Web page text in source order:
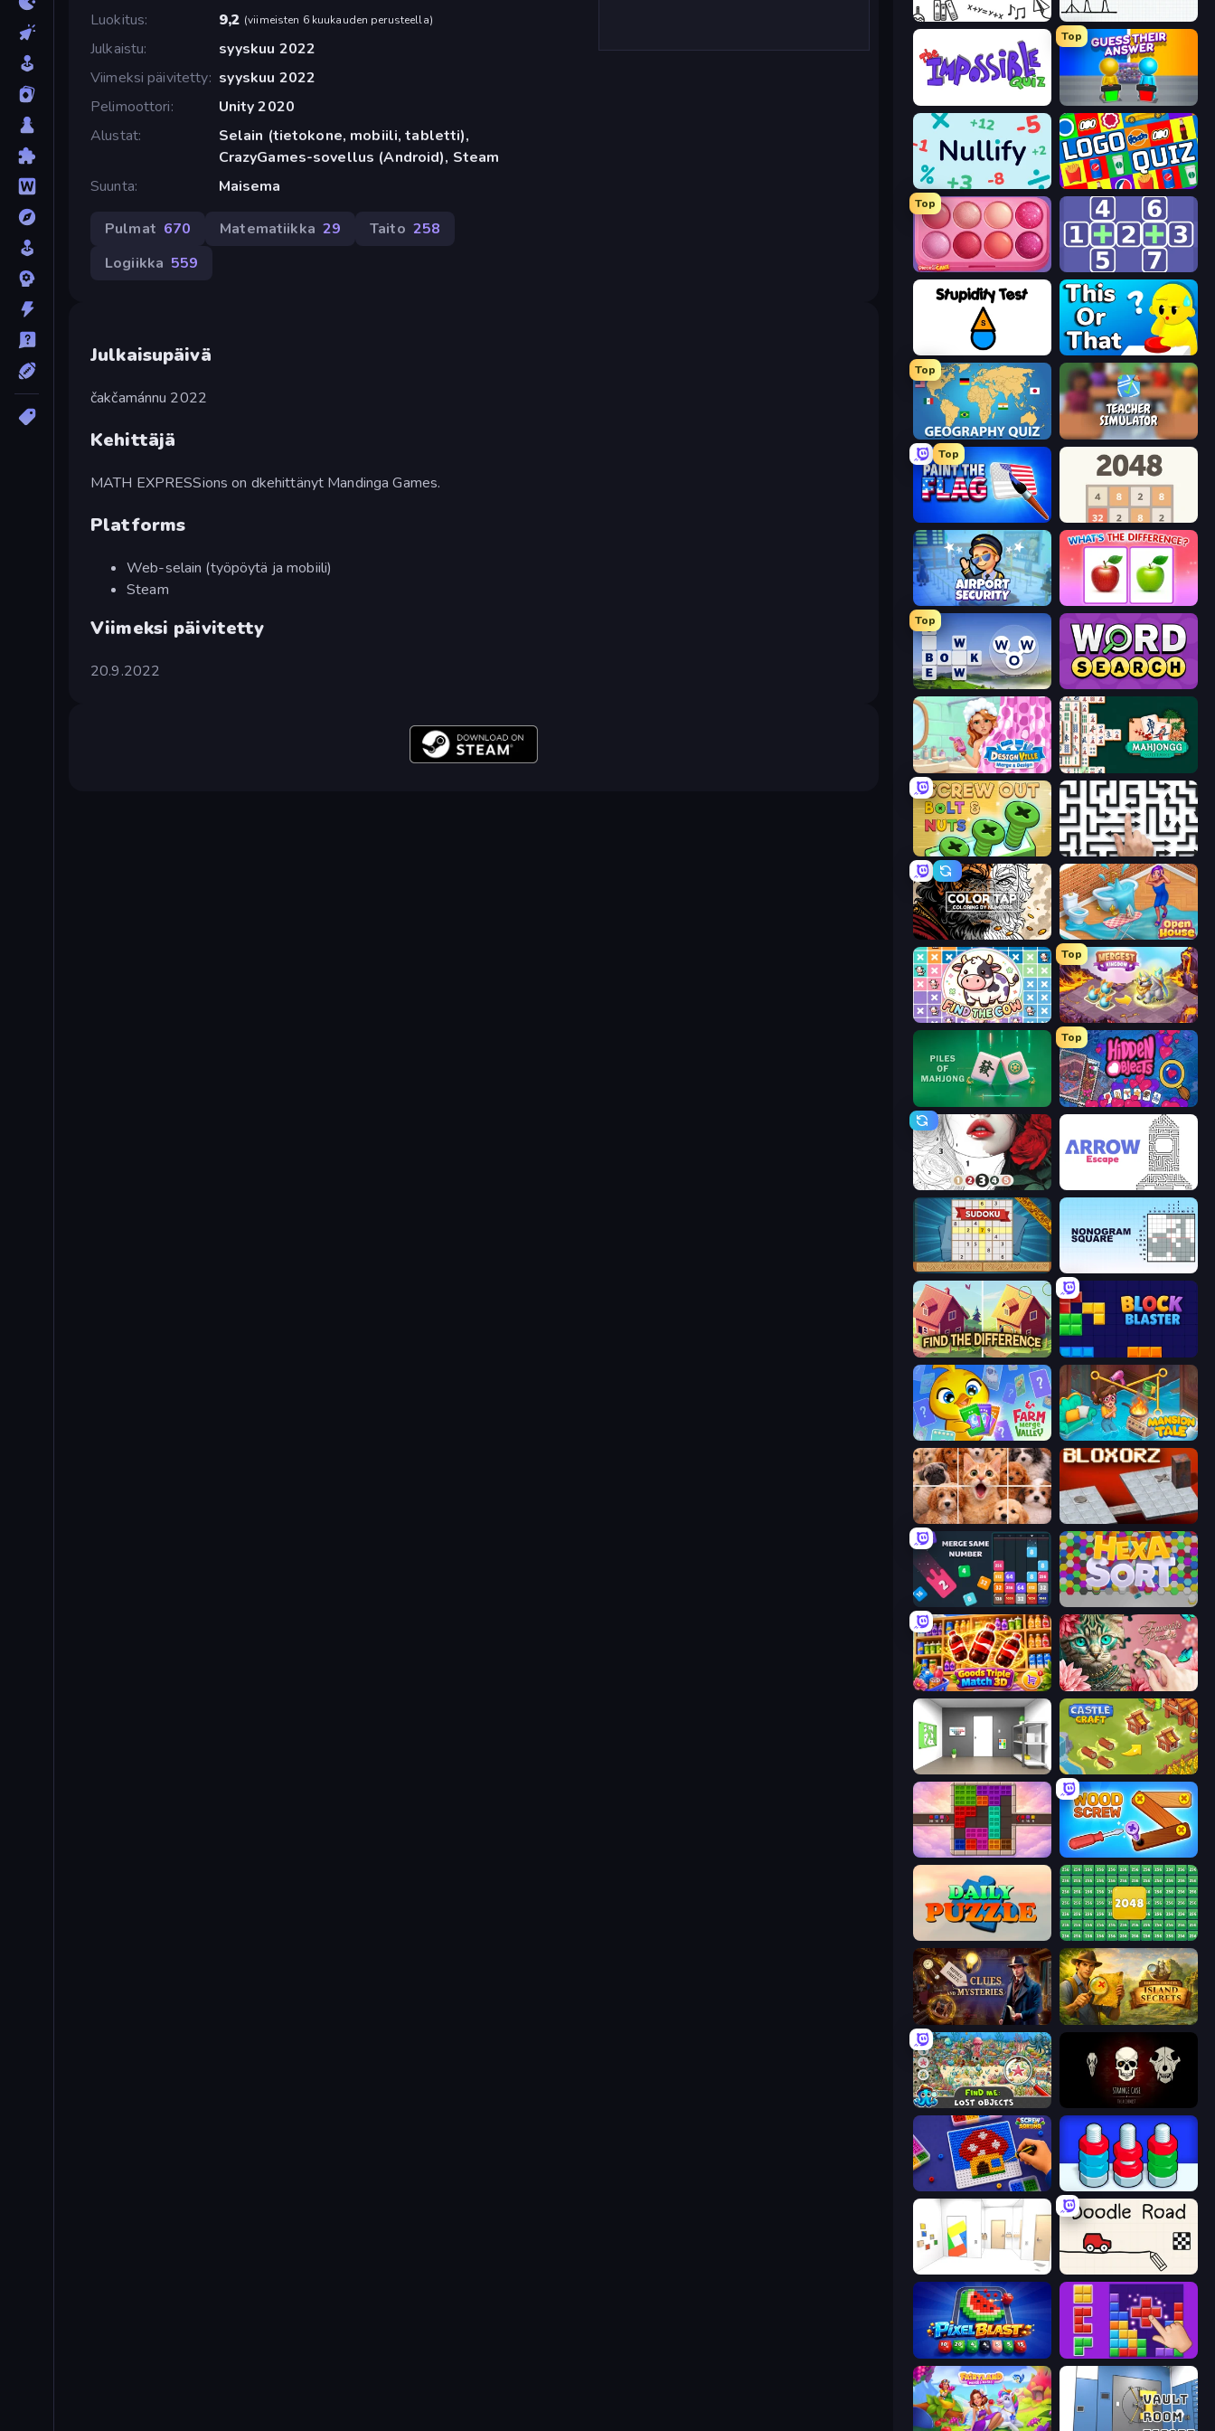
Luokitus
9,2 (viimeisten 6 kuukauden perusteella)
Julkaistu
syyskuu 2022
Viimeksi päivitetty syyskuu 2022
Pelimoottori
Unity 2020
Alustat
Selain (tietokone, mobiili, tabletti),
CrazyGames-sovellus (Android), Steam
Suunta
Maisema
Pulmat 670 Matematiikka 29 Taito 258
Logiikka 559
Julkaisupäivä
čakčamánnu 2022
Kehittäjä
MATH EXPRESSions on dkehittänyt Mandinga Games.
Platforms
Web-selain (työpöytä ja mobiili)
Steam
Viimeksi päivitetty
20.9.2022
Brain Teaser Hangman
Top
Guess Their Answer
Nullify Logo Quiz: Game World Trivia
Top
Piece of Cake: Merge and Bake Math Push
Stupidity Test ToT or Trivia
Top
Geography Quiz: Flags and Capitals Teacher Simulator
Top
Paint the Flag 2048
Airport Security What's The Difference?
Top
Words of Wonders Daily Word Search
Designville: Merge & Design Mahjongg Solitaire
Screw Out: Bolts and Nuts Arrow Escape: Puzzle
Color Tap: Coloring by Numbers Open House
Find The Cow
Top
Mergest Kingdom
Piles of Mahjong
Top
Hidden Objects
Numicolor Arrow Escape
Sudoku Online
Find The Difference Block Blaster
Farm Merge Valley Mansion Tale: Merge Secrets
Jigpic Solitaire Bloxorz
Drop & Merge the Numbers
Goods Triple Match 3D Favorite Puzzles
Paint Room Escape Castle Craft
Color Cube Puzzle Wood Screw: Bolts Puzzle
2048 Merge Blocks
Hidden Object: Clues and Mysteries Hidden Objects: Island Secrets
Find Me: Lost Objects
Screw Sorting
Mirror Room Escape
Pixel Blast BlockBuster Puzzle